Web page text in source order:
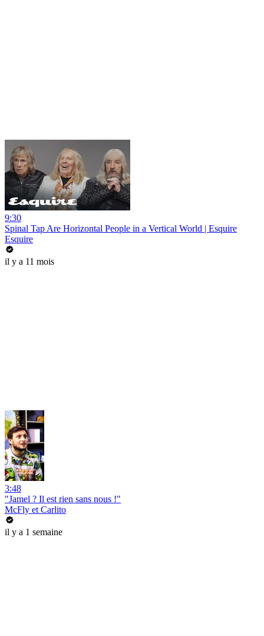
9:30
Spinal Tap Are Horizontal People in a Vertical World | Esquire
Esquire
il y a 11 mois
3:48
"Jamel ? Il est rien sans nous !"
McFly et Carlito
il y a 1 semaine